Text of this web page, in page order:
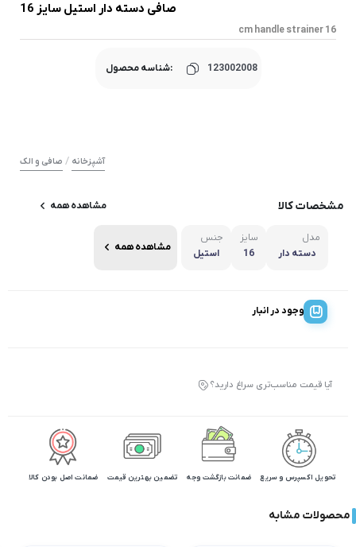
صافی دسته دار استیل سایز 16
16 cm handle strainer
شناسه محصول: 123002008
آشپزخانه / صافی و الک
مشخصات کالا مشاهده همه
مدل
دسته دار
سایز
16
جنس
استیل
مشاهده همه
موجود در انبار
آیا قیمت مناسب‌تری سراغ دارید؟
تحویل اکسپرس و سریع ضمانت بازگشت وجه تضمین بهترین قیمت ضمانت اصل بودن کالا
محصولات مشابه